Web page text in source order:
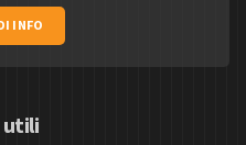
INFO
utili